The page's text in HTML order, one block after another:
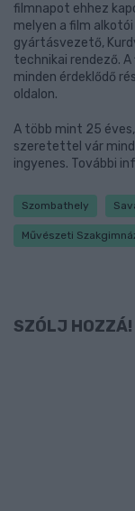
filmnapot ehhez
melyen a film alkotói
gyártásvezető,
technikai rendező.
minden érdeklődő
oldalon.
A több mint 25
szeretettel vár
ingyenes. További
Szombathely
Művészeti
SZÓLJ HOZZÁ!